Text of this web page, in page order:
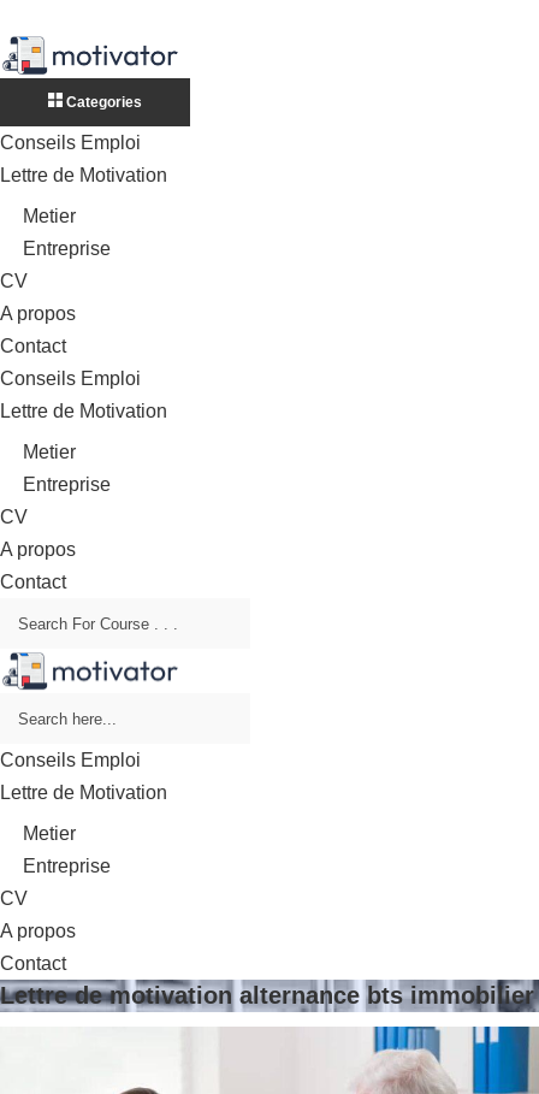
Categories
Conseils Emploi
Lettre de Motivation
Metier
Entreprise
CV
A propos
Contact
Conseils Emploi
Lettre de Motivation
Metier
Entreprise
CV
A propos
Contact
Conseils Emploi
Lettre de Motivation
Metier
Entreprise
CV
A propos
Contact
Lettre de motivation alternance bts immobilier